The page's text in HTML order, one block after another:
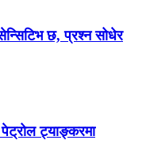
छ, प्रश्न सोधेर
पेट्रोल ट्याङ्करमा